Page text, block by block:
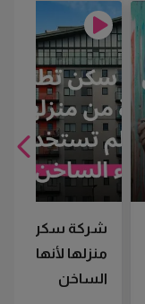
شركة سكن
منزلها لأنها لم
الساخن